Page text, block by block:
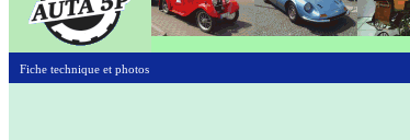
Fiche technique et photos